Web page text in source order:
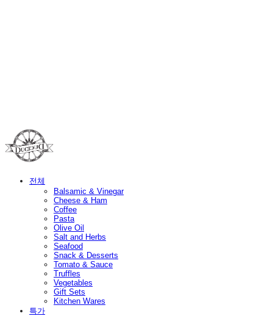
전체
Balsamic & Vinegar
Cheese & Ham
Coffee
Pasta
Olive Oil
Salt and Herbs
Seafood
Snack & Desserts
Tomato & Sauce
Truffles
Vegetables
Gift Sets
Kitchen Wares
특가